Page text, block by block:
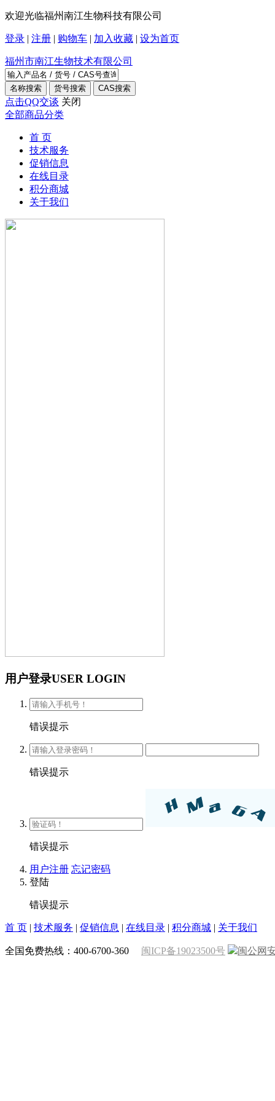
欢迎光临福州南江生物科技有限公司
登录 | 注册 | 购物车 | 加入收藏 | 设为首页
福州市南江生物技术有限公司
点击QQ交谈 关闭
全部商品分类
首 页
技术服务
促销信息
在线目录
积分商城
关于我们
用户登录USER LOGIN
错误提示
错误提示
错误提示
用户注册 忘记密码
登陆
错误提示
首 页 | 技术服务 | 促销信息 | 在线目录 | 积分商城 | 关于我们
全国免费热线：400-6700-360 闽ICP备19023500号 闽公网